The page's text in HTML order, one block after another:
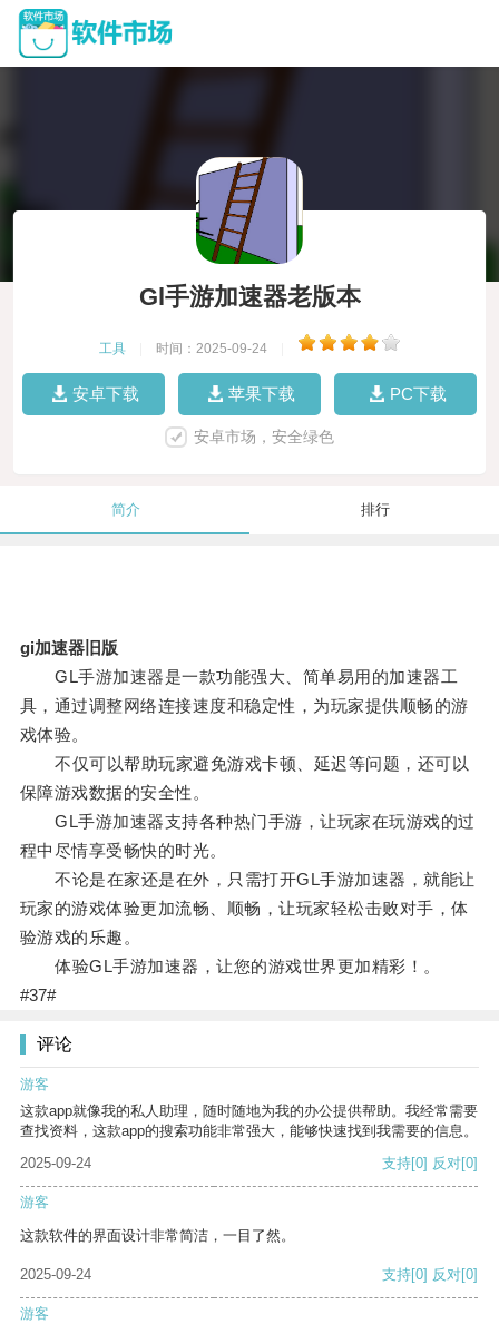
Gl手游加速器老版本
工具 时间：2025-09-24
安卓下载 苹果下载 PC下载
安卓市场，安全绿色
简介 排行
gi加速器旧版
GL手游加速器是一款功能强大、简单易用的加速器工
具，通过调整网络连接速度和稳定性，为玩家提供顺畅的游
戏体验。
不仅可以帮助玩家避免游戏卡顿、延迟等问题，还可以
保障游戏数据的安全性。
GL手游加速器支持各种热门手游，让玩家在玩游戏的过
程中尽情享受畅快的时光。
不论是在家还是在外，只需打开GL手游加速器，就能让
玩家的游戏体验更加流畅、顺畅，让玩家轻松击败对手，体
验游戏的乐趣。
体验GL手游加速器，让您的游戏世界更加精彩！。
#37#
评论
游客
这款app就像我的私人助理，随时随地为我的办公提供帮助。我经常需要
查找资料，这款app的搜索功能非常强大，能够快速找到我需要的信息。
2025-09-24
支持[0] 反对[0]
游客
这款软件的界面设计非常简洁，一目了然。
2025-09-24 支持[0] 反对[0]
游客